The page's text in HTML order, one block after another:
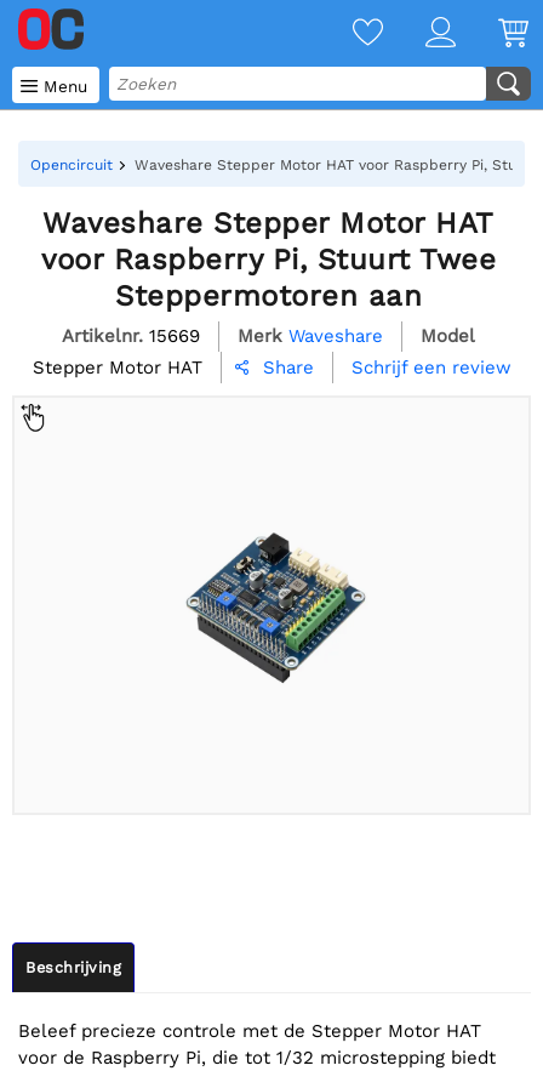
 Menu
Opencircuit Waveshare Stepper Motor HAT voor Raspberry Pi,
Waveshare Stepper Motor HAT
voor Raspberry Pi, Stuurt Twee
Steppermotoren aan
Artikelnr. 15669 Merk Waveshare
Model
Stepper Motor HAT
 Share Schrijf een review
Beschrijving
Beleef precieze controle met de Stepper Motor HAT
voor de Raspberry Pi, die tot 1/32 microstepping biedt